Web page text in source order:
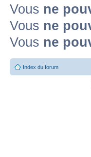
Vous ne
Vous ne
Vous ne
Index du forum